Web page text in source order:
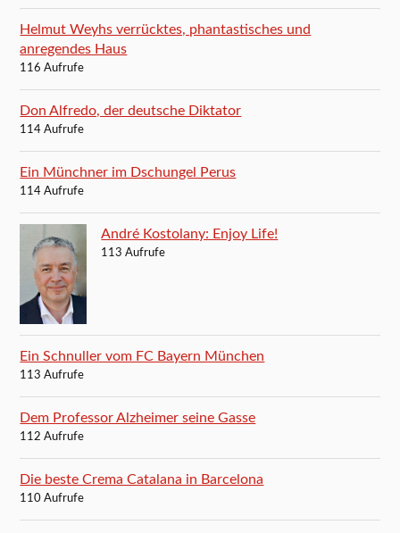
Helmut Weyhs verrücktes, phantastisches und
anregendes Haus
116 Aufrufe
Don Alfredo, der deutsche Diktator
114 Aufrufe
Ein Münchner im Dschungel Perus
114 Aufrufe
André Kostolany: Enjoy Life!
113 Aufrufe
Ein Schnuller vom FC Bayern München
113 Aufrufe
Dem Professor Alzheimer seine Gasse
112 Aufrufe
Die beste Crema Catalana in Barcelona
110 Aufrufe